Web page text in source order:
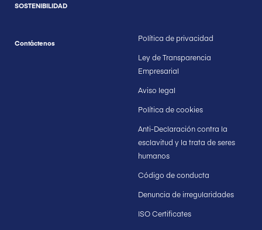
SOSTENIBILIDAD
Contáctenos
Política de privacidad
Ley de Transparencia
Empresarial
Aviso legal
Política de cookies
Anti-Declaración contra la
esclavitud y la trata de seres
humanos
Código de conducta
Denuncia de irregularidades
ISO Certificates